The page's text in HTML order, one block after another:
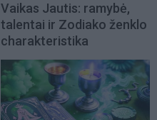
Vaikas Jautis: ramybė,
talentai ir Zodiako ženklo
charakteristika